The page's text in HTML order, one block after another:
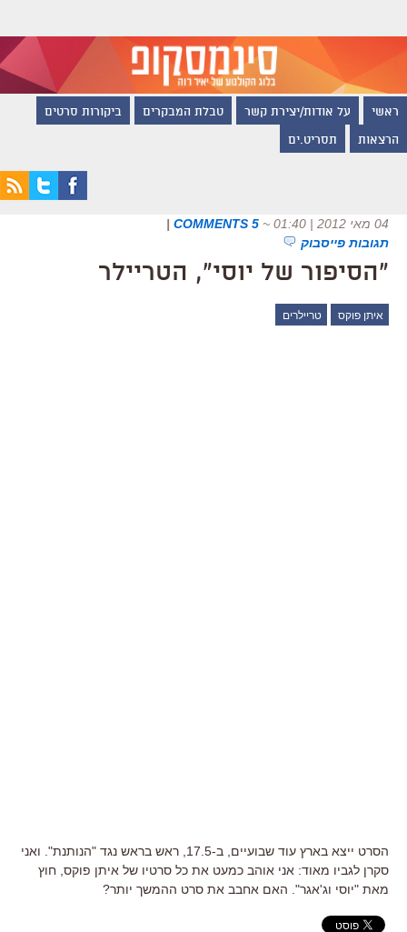
ראשי על אודות/יצירת קשר טבלת המבקרים ביקורות סרטים
הרצאות תסריט.ים
04 מאי 2012 | 01:40 ~
5 COMMENTS
|
תגובות פייסבוק
"הסיפור של יוסי", הטריילר
איתן פוקס טריילרים
הסרט ייצא בארץ עוד שבועיים, ב-17.5, ראש בראש נגד "הנותנת". ואני
סקרן לגביו מאוד: אני אוהב כמעט את כל סרטיו של איתן פוקס, חוץ
מאת "יוסי וג'אגר". האם אחבב את סרט ההמשך יותר?